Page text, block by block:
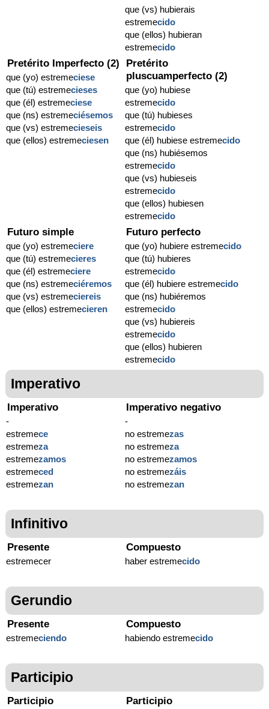
que (vs) hubierais
estremecido
que (ellos) hubieran
estremecido
Pretérito Imperfecto (2)
que (yo) estremeciese
que (tú) estremecieses
que (él) estremeciese
que (ns) estremeciésemos
que (vs) estremecieseis
que (ellos) estremeciesen
Pretérito
pluscuamperfecto (2)
que (yo) hubiese
estremecido
que (tú) hubieses
estremecido
que (él) hubiese estremecido
que (ns) hubiésemos
estremecido
que (vs) hubieseis
estremecido
que (ellos) hubiesen
estremecido
Futuro simple
que (yo) estremeciere
que (tú) estremecieres
que (él) estremeciere
que (ns) estremeciéremos
que (vs) estremeciereis
que (ellos) estremecieren
Futuro perfecto
que (yo) hubiere estremecido
que (tú) hubieres
estremecido
que (él) hubiere estremecido
que (ns) hubiéremos
estremecido
que (vs) hubiereis
estremecido
que (ellos) hubieren
estremecido
Imperativo
Imperativo
-
estremece
estremeza
estremezamos
estremeced
estremezan
Imperativo negativo
-
no estremezas
no estremeza
no estremezamos
no estremezáis
no estremezan
Infinitivo
Presente
estremecer
Compuesto
haber estremecido
Gerundio
Presente
estremeciendo
Compuesto
habiendo estremecido
Participio
Participio Participio